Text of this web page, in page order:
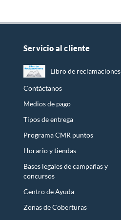
Servicio al cliente
Libro de reclamaciones
Contáctanos
Medios de pago
Tipos de entrega
Programa CMR puntos
Horario y tiendas
Bases legales de campañas y
concursos
Centro de Ayuda
Zonas de Coberturas